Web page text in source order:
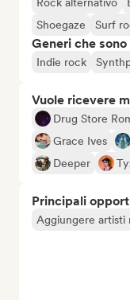
Shoegaze
Surf
Generi che
Indie rock
Vuole ricevere
Drug Store
Grace Ives
Deeper
Principali
Aggiungere artisti